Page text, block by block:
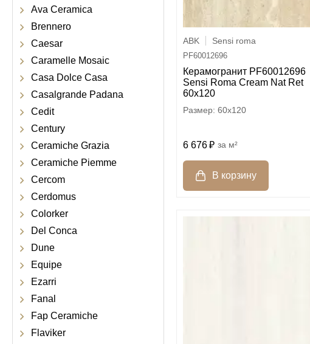
Ava Ceramica
Brennero
Caesar
Caramelle Mosaic
Casa Dolce Casa
Casalgrande Padana
Cedit
Century
Ceramiche Grazia
Ceramiche Piemme
Cercom
Cerdomus
Colorker
Del Conca
Dune
Equipe
Ezarri
Fanal
Fap Ceramiche
Flaviker
ABK Sensi roma
PF60012696
Керамогранит PF60012696
Sensi Roma Cream Nat Ret
60x120
60x120
6 676 м²